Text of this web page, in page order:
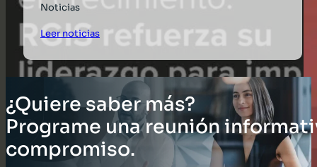
Noticias
Leer noticias
¿Quiere saber más?
Programe una reunión
compromiso.